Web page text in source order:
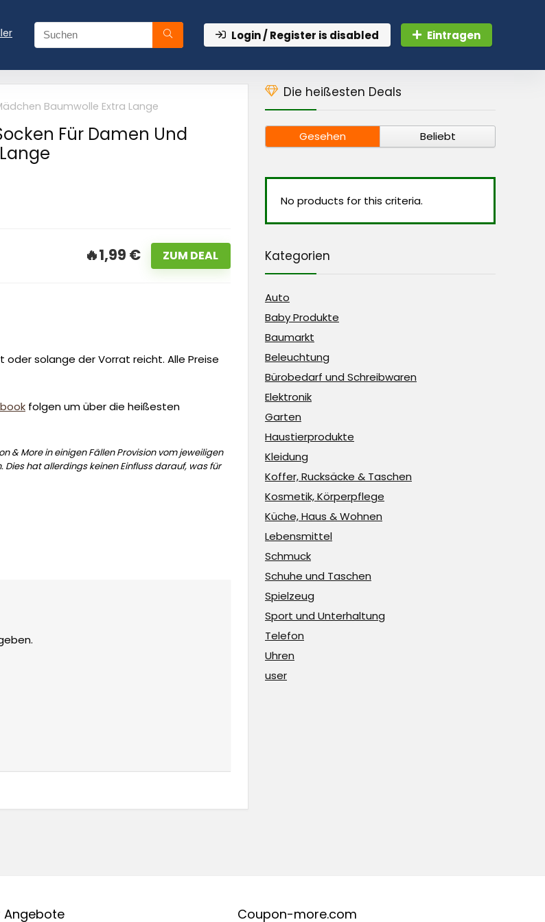
Login / Register is disabled Eintragen
Baumwolle Extra Lange
Für Damen Und
🔥1,99 € ZUM DEAL
solange der Vorrat reicht. Alle Preise
folgen um über die heißesten
& More in einigen Fällen Provision vom jeweiligen
hat allerdings keinen Einfluss darauf, was für
Die heißesten Deals
Gesehen Beliebt
No products for this criteria.
Kategorien
Auto
Baby Produkte
Baumarkt
Beleuchtung
Bürobedarf und Schreibwaren
Elektronik
Garten
Haustierprodukte
Kleidung
Koffer, Rucksäcke & Taschen
Kosmetik, Körperpflege
Küche, Haus & Wohnen
Lebensmittel
Schmuck
Schuhe und Taschen
Spielzeug
Sport und Unterhaltung
Telefon
Uhren
user
Angebote Coupon-more.com